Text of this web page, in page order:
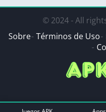
© 2024 - All
Sobre Términos de Uso